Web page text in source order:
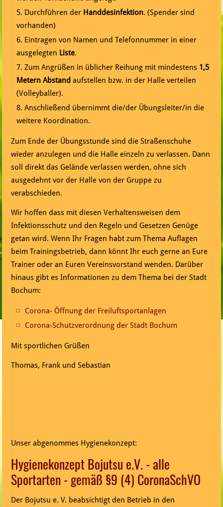
Durchführen der Handdesinfektion. (Spender sind
vorhanden)
Eintragen von Namen und Telefonnummer in einer
ausgelegten Liste.
Zum Angrüßen in üblicher Reihung mit mindestens 1,5
Metern Abstand aufstellen bzw. in der Halle verteilen
(Volleyballer).
Anschließend übernimmt die/der Übungsleiter/in die
weitere Koordination.
Zum Ende der Übungsstunde sind die Straßenschuhe
wieder anzulegen und die Halle einzeln zu verlassen. Dann
soll direkt das Gelände verlassen werden, ohne sich
ausgedehnt vor der Halle von der Gruppe zu
verabschieden.
Wir hoffen dass mit diesen Verhaltensweisen dem
Infektionsschutz und den Regeln und Gesetzen Genüge
getan wird. Wenn Ihr Fragen habt zum Thema Auflagen
beim Trainingsbetrieb, dann könnt Ihr euch gerne an Eure
Trainer oder an Euren Vereinsvorstand wenden. Darüber
hinaus gibt es Informationen zu dem Thema bei der Stadt
Bochum:
Corona- Öffnung der Freiluftsportanlagen
Corona-Schutzverordnung der Stadt Bochum
Mit sportlichen Grüßen
Thomas, Frank und Sebastian
Unser abgenommes Hygienekonzept:
Hygienekonzept Bojutsu e.V. - alle
Sportarten - gemäß §9 (4) CoronaSchVO
Der Bojutsu e. V. beabsichtigt den Betrieb in den